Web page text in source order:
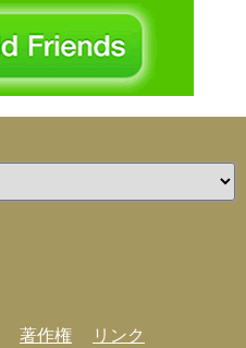
著作権 リンク